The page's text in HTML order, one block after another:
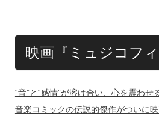
映画『ミュジコフィ
“音”と“感情”が溶け合い、心を震わせ
音楽コミックの伝説的傑作がついに映